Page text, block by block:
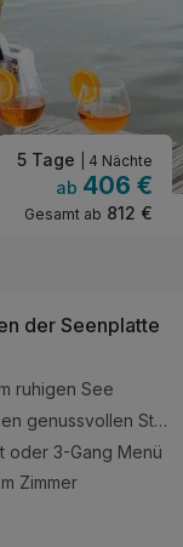
dem Zimmer
5 Tage | 4 Nächte
ab 406 €
Gesamt ab 812 €
der Seenplatte
ruhigen See
4 x Frühstücksbuffet für einen genussvollen Start
oder 3-Gang Menü
Zimmer